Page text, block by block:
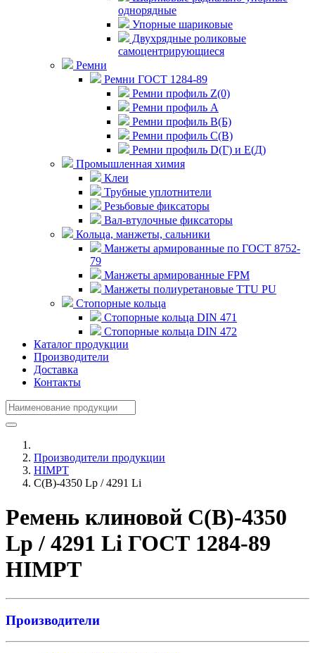
однорядные
Упорные шариковые
Двухрядные роликовые
самоцентрирующиеся
Ремни
Ремни ГОСТ 1284-89
Ремни профиль Z(0)
Ремни профиль А
Ремни профиль В(Б)
Ремни профиль С(В)
Ремни профиль D(Г) и E(Д)
Промышленная химия
Клеи
Трубные уплотнители
Резьбовые фиксаторы
Вал-втулочные фиксаторы
Кольца, манжеты, сальники
Манжеты армированные по ГОСТ 8752-
79
Манжеты армированные FPM
Манжеты полиуретановые TTU PU
Стопорные кольца
Стопорные кольца DIN 471
Стопорные кольца DIN 472
Каталог продукции
Производители
Доставка
Контакты
Производители продукции
HIMPT
С(В)-4350 Lp / 4291 Li
Ремень клиновой С(В)-4350
Lp / 4291 Li ГОСТ 1284-89
HIMPT
Производители